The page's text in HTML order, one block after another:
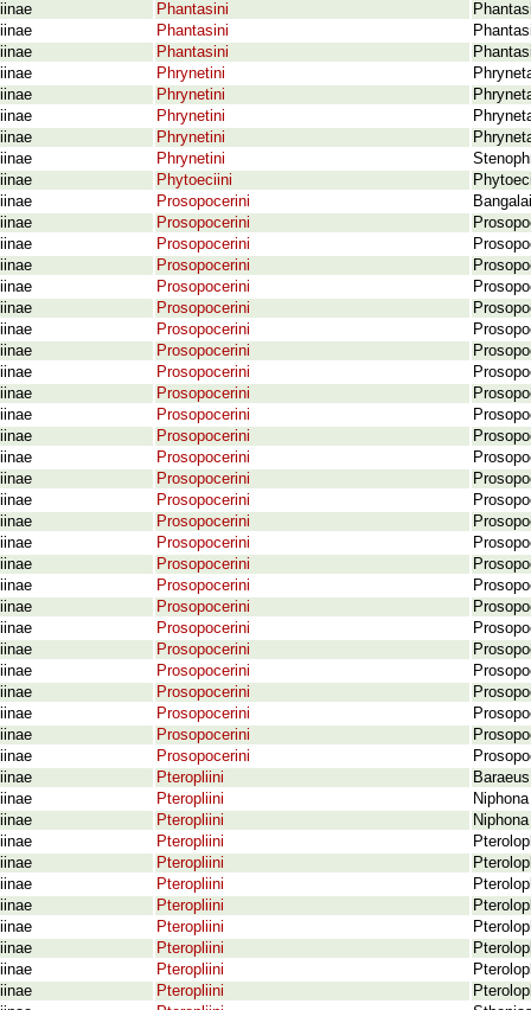
Phantasini
Phantasini
Phantasini
Phrynetini
Phrynetini
Phrynetini
Phrynetini
Phrynetini
Phytoeciini
Prosopocerini
Prosopocerini
Prosopocerini
Prosopocerini
Prosopocerini
Prosopocerini
Prosopocerini
Prosopocerini
Prosopocerini
Prosopocerini
Prosopocerini
Prosopocerini
Prosopocerini
Prosopocerini
Prosopocerini
Prosopocerini
Prosopocerini
Prosopocerini
Prosopocerini
Prosopocerini
Prosopocerini
Prosopocerini
Prosopocerini
Prosopocerini
Prosopocerini
Prosopocerini
Prosopocerini
Pteropliini
Pteropliini
Pteropliini
Pteropliini
Pteropliini
Pteropliini
Pteropliini
Pteropliini
Pteropliini
Pteropliini
Pteropliini